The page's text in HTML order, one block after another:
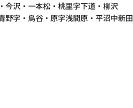
一本松・桃里字下道・柳沢
鳥谷・原字浅間原・平沼中新田